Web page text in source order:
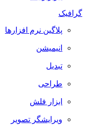
گرافیک
پلاگین نرم افزارها
انیمیشن
تبدیل
طراحی
ابزار فلش
ویرایشگر تصویر